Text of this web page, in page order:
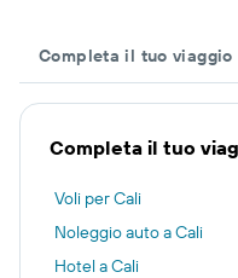
Completa il tuo viaggio
Completa il tuo
Voli per Cali
Noleggio auto a Cali
Hotel a Cali